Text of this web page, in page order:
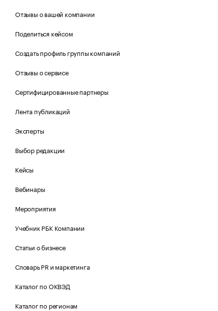
Отзывы о вашей компании
Поделиться кейсом
Создать профиль группы компаний
Отзывы о сервисе
Сертифицированные партнеры
Лента публикаций
Эксперты
Выбор редакции
Кейсы
Вебинары
Мероприятия
Учебник РБК Компании
Статьи о бизнесе
Словарь PR и маркетинга
Каталог по ОКВЭД
Каталог по регионам